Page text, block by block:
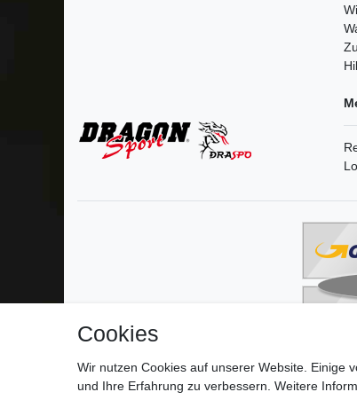
Cookies
Wir nutzen Cookies auf unserer Website. Einige
und Ihre Erfahrung zu verbessern. Weitere